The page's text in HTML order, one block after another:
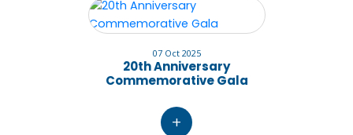
07 Oct 2025
20th Anniversary
Commemorative Gala
+